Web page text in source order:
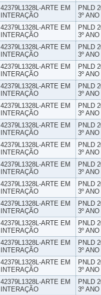
42379L1328L-ARTE EM
INTERAÇÃO
PNLD
3º
42379L1328L-ARTE EM
INTERAÇÃO
PNLD
3º
42379L1328L-ARTE EM
INTERAÇÃO
PNLD
3º
42379L1328L-ARTE EM
INTERAÇÃO
PNLD
3º
42379L1328L-ARTE EM
INTERAÇÃO
PNLD
3º
42379L1328L-ARTE EM
INTERAÇÃO
PNLD
3º
42379L1328L-ARTE EM
INTERAÇÃO
PNLD
3º
42379L1328L-ARTE EM
INTERAÇÃO
PNLD
3º
42379L1328L-ARTE EM
INTERAÇÃO
PNLD
3º
42379L1328L-ARTE EM
INTERAÇÃO
PNLD
3º
42379L1328L-ARTE EM
INTERAÇÃO
PNLD
3º
42379L1328L-ARTE EM
INTERAÇÃO
PNLD
3º
42379L1328L-ARTE EM
INTERAÇÃO
PNLD
3º
42379L1328L-ARTE EM
INTERAÇÃO
PNLD
3º
42379L1328L-ARTE EM
INTERAÇÃO
PNLD
3º